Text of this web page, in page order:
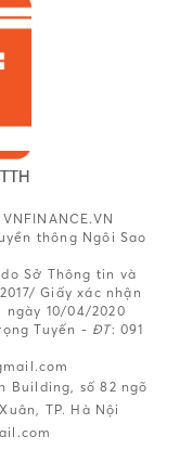
thông Ngôi Sao
Sở Thông tin và
Giấy xác nhận
ngày 10/04/2020
Tuyến - ĐT: 091
Building, số 82 ngõ
TP. Hà Nội